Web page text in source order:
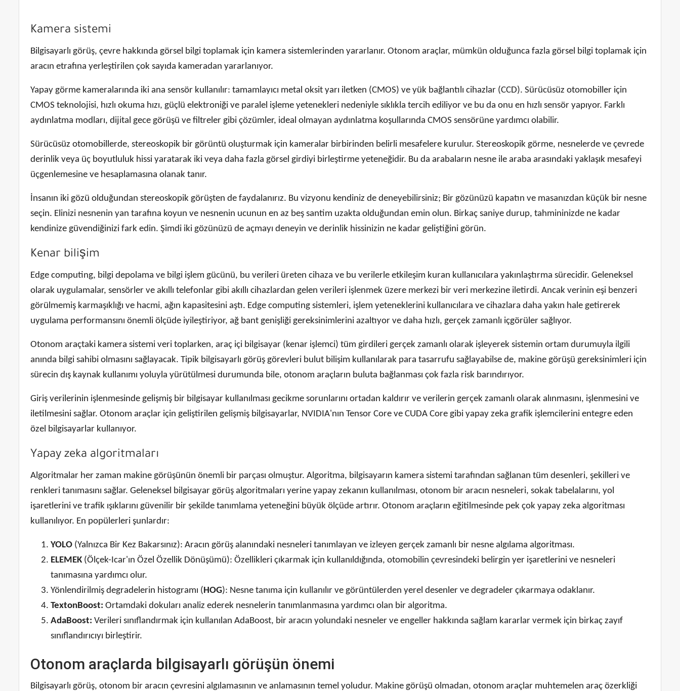
Kamera sistemi
Bilgisayarlı görüş, çevre hakkında görsel bilgi toplamak için kamera sistemlerinden yararlanır. Otonom araçlar, mümkün olduğunca fazla görsel bilgi toplamak için
aracın etrafına yerleştirilen çok sayıda kameradan yararlanıyor.
Yapay görme kameralarında iki ana sensör kullanılır: tamamlayıcı metal oksit yarı iletken (CMOS) ve yük bağlantılı cihazlar (CCD). Sürücüsüz otomobiller için
CMOS teknolojisi, hızlı okuma hızı, güçlü elektroniği ve paralel işleme yetenekleri nedeniyle sıklıkla tercih ediliyor ve bu da onu en hızlı sensör yapıyor. Farklı
aydınlatma modları, dijital gece görüşü ve filtreler gibi çözümler, ideal olmayan aydınlatma koşullarında CMOS sensörüne yardımcı olabilir.
Sürücüsüz otomobillerde, stereoskopik bir görüntü oluşturmak için kameralar birbirinden belirli mesafelere kurulur. Stereoskopik görme, nesnelerde ve çevrede
derinlik veya üç boyutluluk hissi yaratarak iki veya daha fazla görsel girdiyi birleştirme yeteneğidir. Bu da arabaların nesne ile araba arasındaki yaklaşık mesafeyi
üçgenlemesine ve hesaplamasına olanak tanır.
İnsanın iki gözü olduğundan stereoskopik görüşten de faydalanırız. Bu vizyonu kendiniz de deneyebilirsiniz; Bir gözünüzü kapatın ve masanızdan küçük bir nesne
seçin. Elinizi nesnenin yan tarafına koyun ve nesnenin ucunun en az beş santim uzakta olduğundan emin olun. Birkaç saniye durup, tahmininizde ne kadar
kendinize güvendiğinizi fark edin. Şimdi iki gözünüzü de açmayı deneyin ve derinlik hissinizin ne kadar geliştiğini görün.
Kenar bilişim
Edge computing, bilgi depolama ve bilgi işlem gücünü, bu verileri üreten cihaza ve bu verilerle etkileşim kuran kullanıcılara yakınlaştırma sürecidir. Geleneksel
olarak uygulamalar, sensörler ve akıllı telefonlar gibi akıllı cihazlardan gelen verileri işlenmek üzere merkezi bir veri merkezine iletirdi. Ancak verinin eşi benzeri
görülmemiş karmaşıklığı ve hacmi, ağın kapasitesini aştı. Edge computing sistemleri, işlem yeteneklerini kullanıcılara ve cihazlara daha yakın hale getirerek
uygulama performansını önemli ölçüde iyileştiriyor, ağ bant genişliği gereksinimlerini azaltıyor ve daha hızlı, gerçek zamanlı içgörüler sağlıyor.
Otonom araçtaki kamera sistemi veri toplarken, araç içi bilgisayar (kenar işlemci) tüm girdileri gerçek zamanlı olarak işleyerek sistemin ortam durumuyla ilgili
anında bilgi sahibi olmasını sağlayacak. Tipik bilgisayarlı görüş görevleri bulut bilişim kullanılarak para tasarrufu sağlayabilse de, makine görüşü gereksinimleri için
sürecin dış kaynak kullanımı yoluyla yürütülmesi durumunda bile, otonom araçların buluta bağlanması çok fazla risk barındırıyor.
Giriş verilerinin işlenmesinde gelişmiş bir bilgisayar kullanılması gecikme sorunlarını ortadan kaldırır ve verilerin gerçek zamanlı olarak alınmasını, işlenmesini ve
iletilmesini sağlar. Otonom araçlar için geliştirilen gelişmiş bilgisayarlar, NVIDIA'nın Tensor Core ve CUDA Core gibi yapay zeka grafik işlemcilerini entegre eden
özel bilgisayarlar kullanıyor.
Yapay zeka algoritmaları
Algoritmalar her zaman makine görüşünün önemli bir parçası olmuştur. Algoritma, bilgisayarın kamera sistemi tarafından sağlanan tüm desenleri, şekilleri ve
renkleri tanımasını sağlar. Geleneksel bilgisayar görüş algoritmaları yerine yapay zekanın kullanılması, otonom bir aracın nesneleri, sokak tabelalarını, yol
işaretlerini ve trafik ışıklarını güvenilir bir şekilde tanımlama yeteneğini büyük ölçüde artırır. Otonom araçların eğitilmesinde pek çok yapay zeka algoritması
kullanılıyor. En popülerleri şunlardır:
YOLO (Yalnızca Bir Kez Bakarsınız): Aracın görüş alanındaki nesneleri tanımlayan ve izleyen gerçek zamanlı bir nesne algılama algoritması.
ELEMEK(Ölçek-Icar'ın Özel Özellik Dönüşümü): Özellikleri çıkarmak için kullanıldığında, otomobilin çevresindeki belirgin yer işaretlerini ve nesneleri
tanımasına yardımcı olur.
Yönlendirilmiş degradelerin histogramı ( HOG): Nesne tanıma için kullanılır ve görüntülerden yerel desenler ve degradeler çıkarmaya odaklanır.
TextonBoost: Ortamdaki dokuları analiz ederek nesnelerin tanımlanmasına yardımcı olan bir algoritma.
AdaBoost: Verileri sınıflandırmak için kullanılan AdaBoost, bir aracın yolundaki nesneler ve engeller hakkında sağlam kararlar vermek için birkaç zayıf
sınıflandırıcıyı birleştirir.
Otonom araçlarda bilgisayarlı görüşün önemi
Bilgisayarlı görüş, otonom bir aracın çevresini algılamasının ve anlamasının temel yoludur. Makine görüşü olmadan, otonom araçlar muhtemelen araç özerkliği